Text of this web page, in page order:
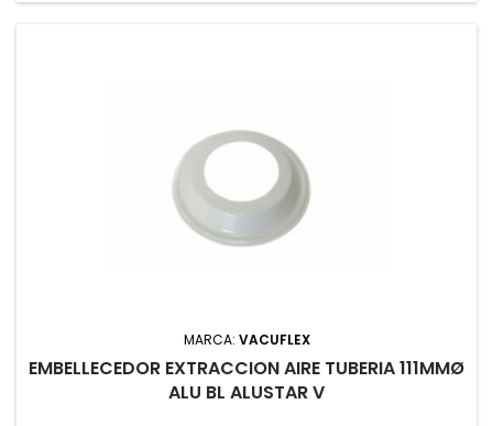
MARCA: VACUFLEX
EMBELLECEDOR EXTRACCION AIRE TUBERIA 111MMØ
ALU BL ALUSTAR V